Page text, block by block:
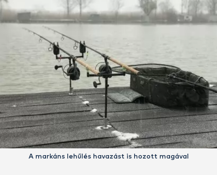
A markáns lehűlés havazást is hozott magával